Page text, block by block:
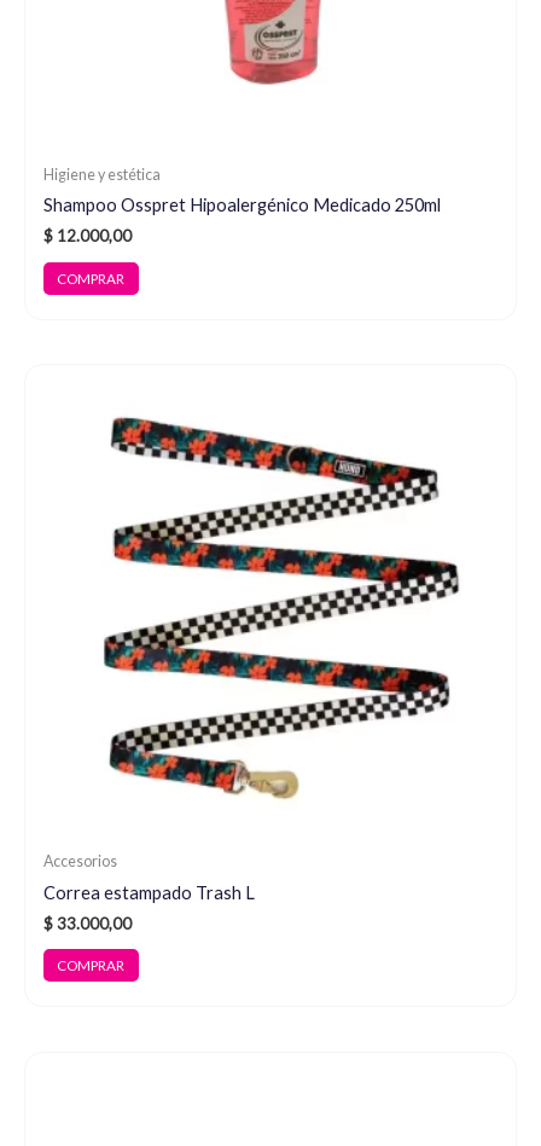
Higiene y estética
Shampoo Osspret Hipoalergénico Medicado 250ml
$12.000,00
COMPRAR
Accesorios
Correa estampado Trash L
$33.000,00
COMPRAR